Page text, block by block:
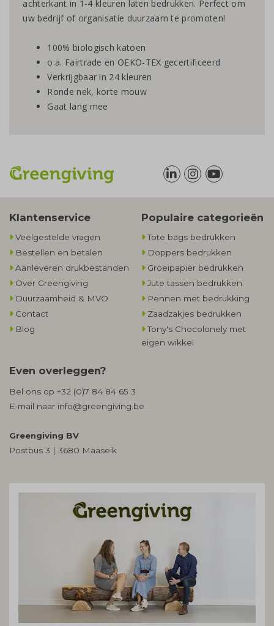
achterkant in 1-4 kleuren laten bedrukken. Perfect om
uw bedrijf of organisatie duurzaam te promoten!
100% biologisch katoen
o.a. Fairtrade en OEKO-TEX gecertificeerd
Verkrijgbaar in 24 kleuren
Ronde nek, korte mouw
Gaat lang mee
Klantenservice
Veelgestelde vragen
Bestellen en betalen
Aanleveren drukbestanden
Over Greengiving
Duurzaamheid & MVO
Contact
Blog
Populaire categorieën
Tote bags bedrukken
Doppers bedrukken
Groeipapier bedrukken
Jute tassen bedrukken
Pennen met bedrukking
Zaadzakjes bedrukken
Tony's Chocolonely met
eigen wikkel
Even overleggen?
Bel ons op +32 (0)7 84 84 65 3
E-mail naar info@greengiving.be
Greengiving BV
Postbus 3 | 3680 Maaseik